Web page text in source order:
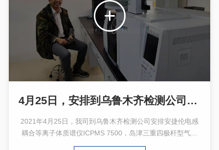
4月25日，安排到乌鲁木齐检测公司安装调试ICPMS,GCMSMS,顶空，热解吸，吹扫铺集等仪器
2021年4月25日，我司到乌鲁木齐检测公司安排安捷伦电感
耦合等离子体质谱仪ICPMS 7500，岛津三重四极杆型气相
色谱质谱联用仪GCMSMS TQ8040，顶空，热解吸，吹扫铺